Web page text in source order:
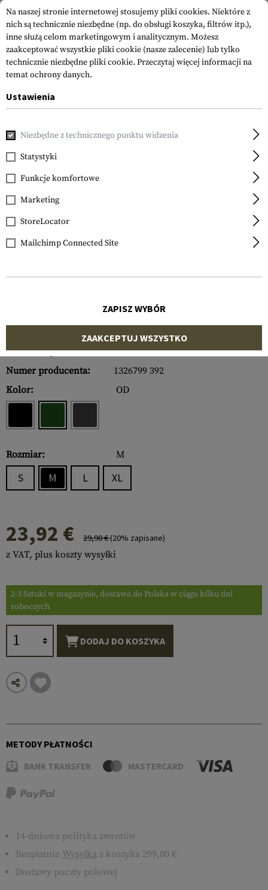
Under Armour
UA M Sportstyle LC SS
Numer artykułu:
12051222030
Numer producenta:
1326799 392
Kolor:
OD
Rozmiar: M
S M L XL
23,92 € 29,90 €(20% zapisane)
z VAT, plus koszty wysyłki
2-3 Sztuki w magazynie, dostawa do Polska w ciągu kilku dni
roboczych
DODAJ DO KOSZYKA
METODY PŁATNOŚCI
BANK TRANSFER MASTERCARD
14-dniowa polityka zwrotów
Bezpłatnie Wysyłka z koszyka 299,00 €
Dostawy poczty polowej
Na naszej stronie internetowej stosujemy pliki cookies. Niektóre z
nich są technicznie niezbędne (np. do obsługi koszyka, filtrów itp.),
inne służą celom marketingowym i analitycznym. Możesz
zaakceptować wszystkie pliki cookie (nasze zalecenie) lub tylko
technicznie niezbędne pliki cookie. Przeczytaj więcej informacji na
temat ochrony danych.
Ustawienia
Niezbędne z technicznego punktu widzenia
Statystyki
Funkcje komfortowe
Marketing
StoreLocator
Mailchimp Connected Site
ZAPISZ WYBÓR
ZAAKCEPTUJ WSZYSTKO